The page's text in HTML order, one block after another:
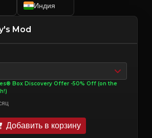
Индия
Mod
Box Discovery Offer -50% Off (on the
Добавить в корзину